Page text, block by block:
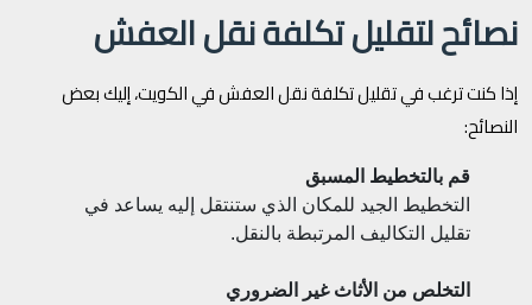
نصائح لتقليل تكلفة نقل العفش
إذا كنت ترغب في تقليل تكلفة نقل العفش في الكويت، إليك بعض
النصائح:
قم بالتخطيط المسبق
التخطيط الجيد للمكان الذي ستنتقل إليه يساعد في
تقليل التكاليف المرتبطة بالنقل.
التخلص من الأثاث غير الضروري